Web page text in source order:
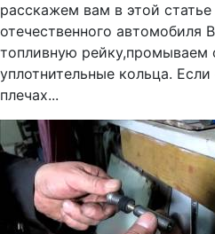
расскажем вам в этой
отечественного автомобиля
топливную рейку,промываем
уплотнительные кольца.
плечах...